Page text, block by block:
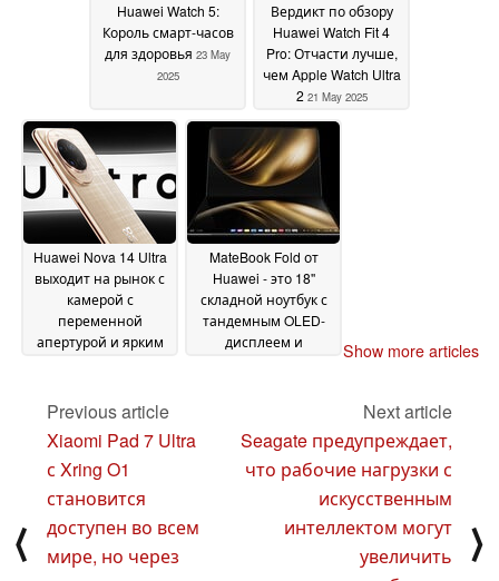
Huawei Watch 5:
Король смарт-часов
для здоровья 23 May
2025
Вердикт по обзору
Huawei Watch Fit 4
Pro: Отчасти лучше,
чем Apple Watch Ultra
2 21 May 2025
Huawei Nova 14 Ultra
выходит на рынок с
камерой с
переменной
апертурой и ярким
MateBook Fold от
Huawei - это 18''
складной ноутбук с
тандемным OLED-
дисплеем и
Show more articles
⟨
Previous article
Xiaomi Pad 7 Ultra
с Xring O1
становится
доступен во всем
мире, но через
Next article
Seagate предупреждает,
что рабочие нагрузки с
искусственным
интеллектом могут
увеличить
⟩